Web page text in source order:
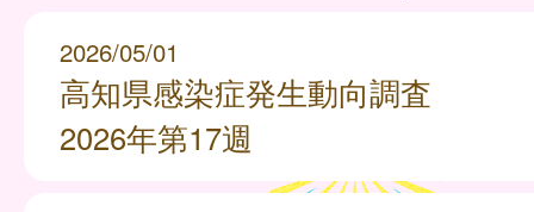
2026/05/01
高知県感染症発生動向調査
2026年第17週